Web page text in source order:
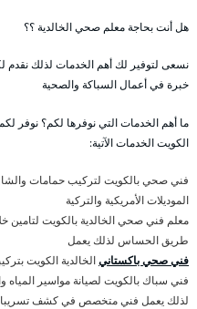
هل أنت بحاجة معلم صحي الخالدية ؟؟
نسعى لتوفير لك أهم الخدمات لذلك
خبرة في أعمال السباكة والصحية
ما أهم الخدمات التي نوفرها لكم؟ نوفر
الكويت الخدمات الآتية:
فني صحي بالكويت لتركيب حمامات
الموديلات الأمريكية والتركية
معلم فني صحي الخالدية بالكويت لتامين
طريق الحساس لذلك يعمل
فني صحي باكستانيالخالدية الكويت
فني سباك بالكويت لصيانة مواسير
لذلك يعمل فني متخصص في كشف